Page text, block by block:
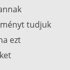
tudjuk
ezt